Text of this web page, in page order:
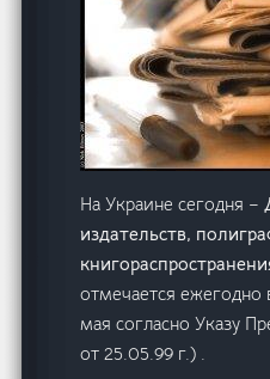
На Украине сегодня –
издательств,
отмечается
мая согласно Указу
от 25.05.99 г.) .